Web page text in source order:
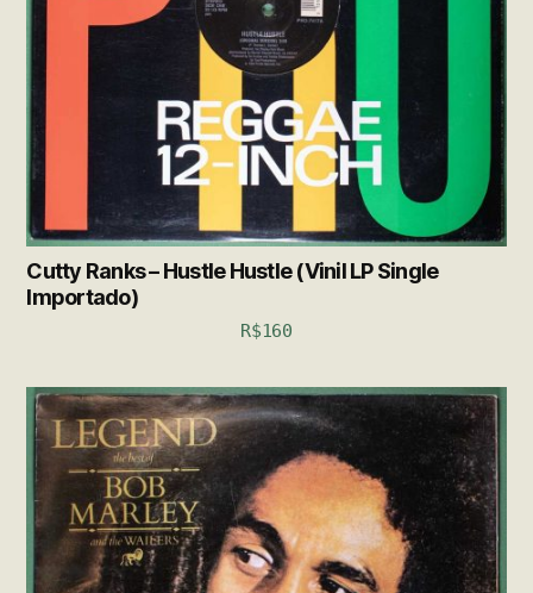
Cutty Ranks – Hustle Hustle (Vinil LP Single
Importado)
R$160